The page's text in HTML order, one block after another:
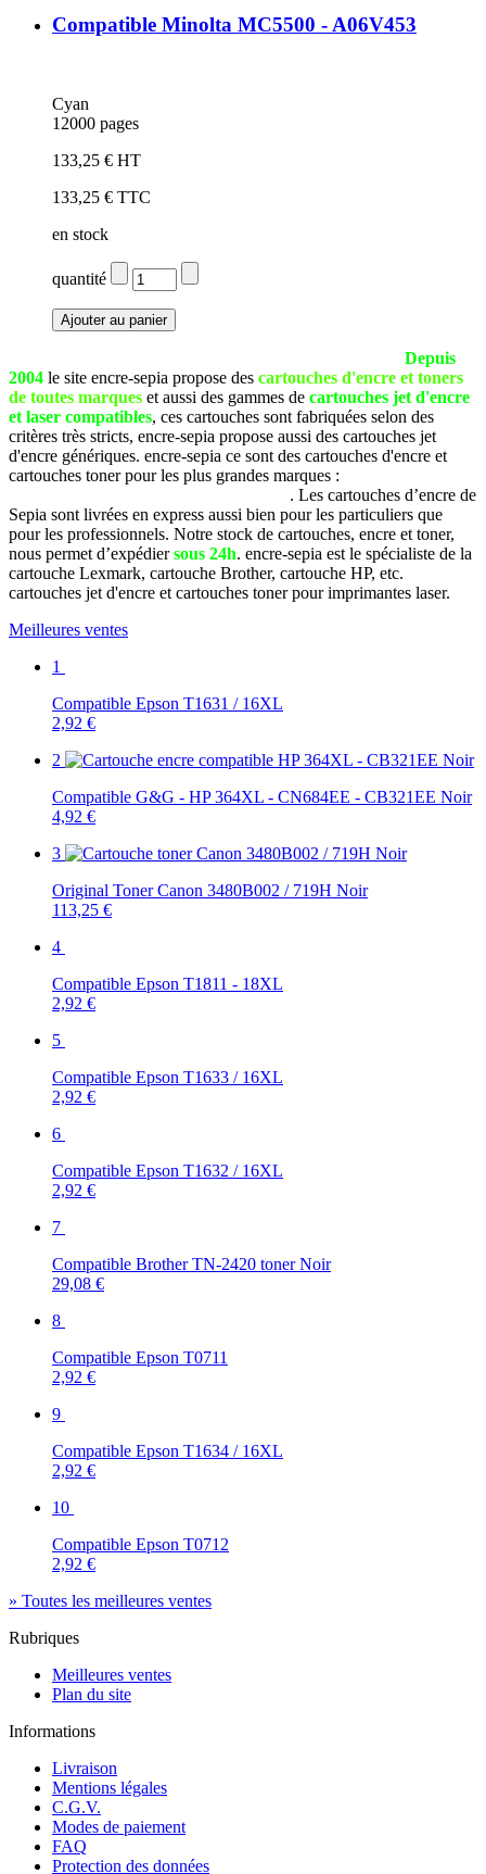
Compatible Minolta MC5500 - A06V453
Cyan
12000 pages
133,25 € HT
133,25 € TTC
en stock
quantité
Depuis
2004 le site encre-sepia propose des cartouches d'encre et toners
de toutes marques et aussi des gammes de cartouches jet d'encre
et laser compatibles, ces cartouches sont fabriquées selon des
critères très stricts, encre-sepia propose aussi des cartouches jet
d'encre génériques. encre-sepia ce sont des cartouches d'encre et
cartouches toner pour les plus grandes marques :
. Les cartouches d’encre de
Sepia sont livrées en express aussi bien pour les particuliers que
pour les professionnels. Notre stock de cartouches, encre et toner,
nous permet d’expédiersous 24h. encre-sepia est le spécialiste de la
cartouche Lexmark, cartouche Brother, cartouche HP, etc.
cartouches jet d'encre et cartouches toner pour imprimantes laser.
Meilleures ventes
1
Compatible Epson T1631 / 16XL
2,92 €
2
Compatible G&G - HP 364XL - CN684EE - CB321EE Noir
4,92 €
3
Original Toner Canon 3480B002 / 719H Noir
113,25 €
4
Compatible Epson T1811 - 18XL
2,92 €
5
Compatible Epson T1633 / 16XL
2,92 €
6
Compatible Epson T1632 / 16XL
2,92 €
7
Compatible Brother TN-2420 toner Noir
29,08 €
8
Compatible Epson T0711
2,92 €
9
Compatible Epson T1634 / 16XL
2,92 €
10
Compatible Epson T0712
2,92 €
» Toutes les meilleures ventes
Rubriques
Meilleures ventes
Plan du site
Informations
Livraison
Mentions légales
C.G.V.
Modes de paiement
FAQ
Protection des données